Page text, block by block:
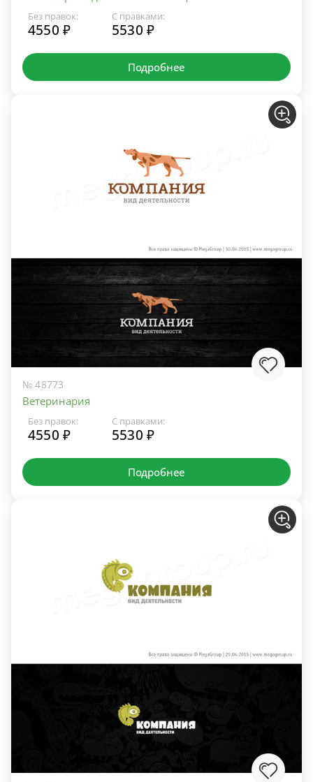
Без правок:
4550 ₽
С правками:
5530 ₽
Подробнее
№ 48773
Ветеринария
Без правок:
4550 ₽
С правками:
5530 ₽
Подробнее